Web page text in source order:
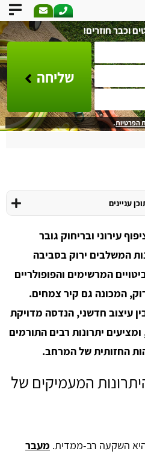
וכבר חוזרים!
שליחה
הפרטיות.
עניינים
עירוני ובריחוק גובר
המשלבים ירוק בסביבה
המרשימים והפופולריים
המכונה גם קיר צמחים.
עיצוב חדשני, הנדסה מדויקת
יתרונות רבים התורמים
החזותית של המרחב.
המעמיקים של
השקעה רב-ממדית. מעבר